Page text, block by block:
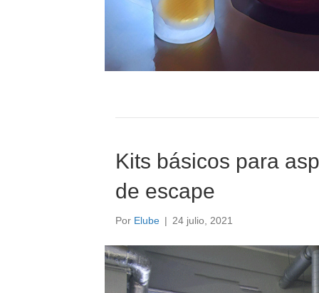
Kits básicos para
de escape
Por Elube | 24 julio, 2021